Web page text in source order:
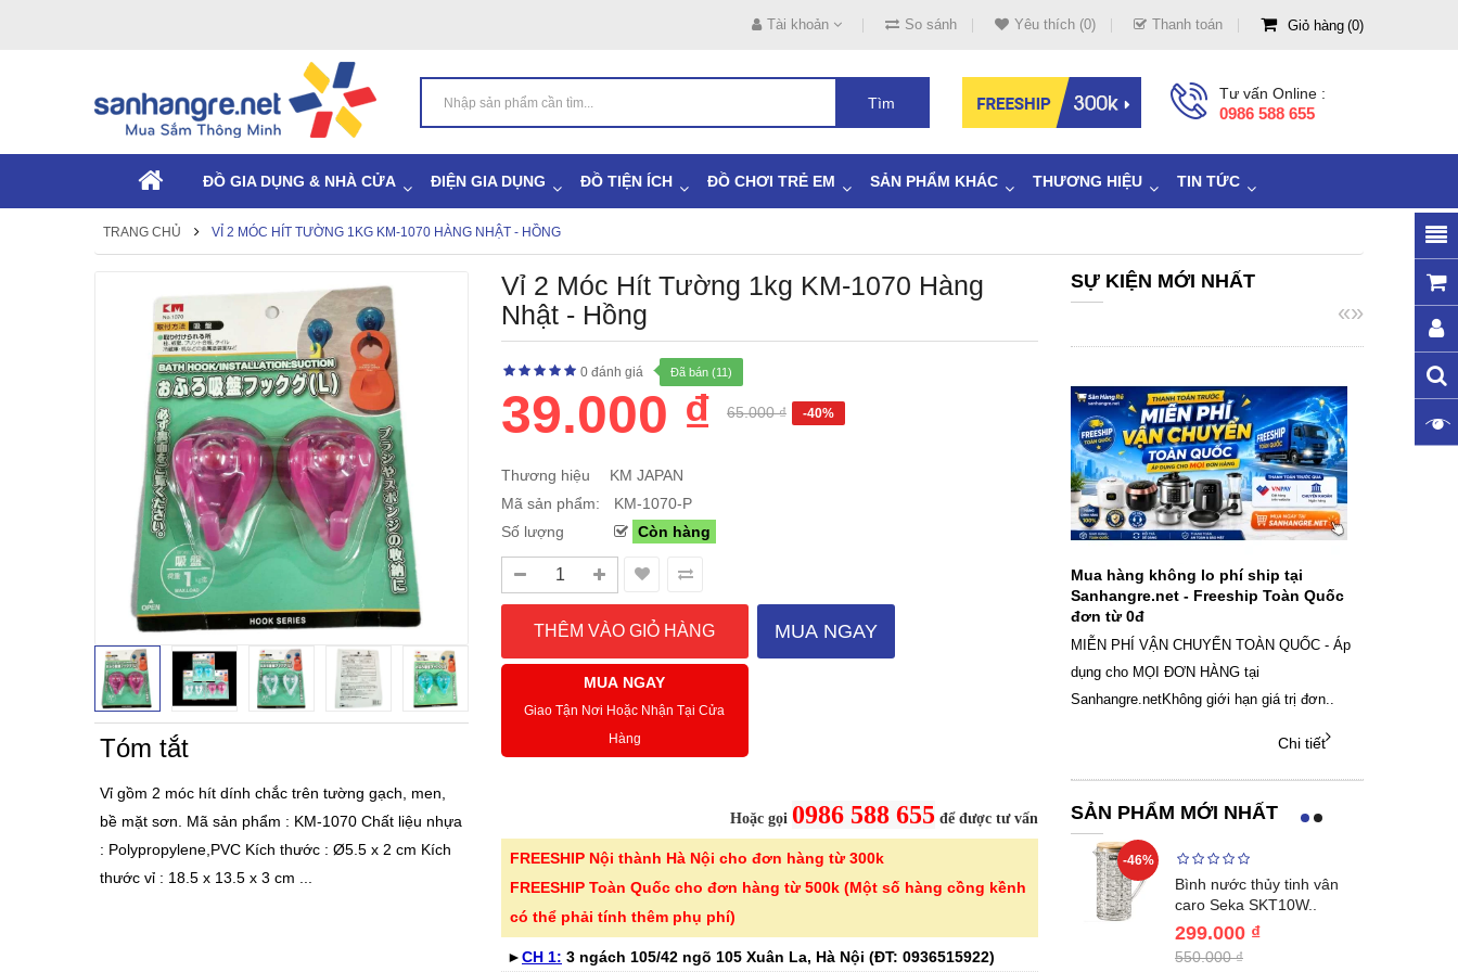
Tài khoản So sánh Yêu thích (0) Thanh toán Giỏ hàng 0
Tìm
Tư vấn Online :
0986 588 655
ĐỒ GIA DỤNG & NHÀ CỬA ĐIỆN GIA DỤNG ĐỒ TIỆN ÍCH ĐỒ CHƠI TRẺ EM SẢN PHẨM KHÁC THƯƠNG HIỆU TIN TỨC
TRANG CHỦ VỈ 2 MÓC HÍT TƯỜNG 1KG KM-1070 HÀNG NHẬT - HỒNG
Tóm tắt
Vỉ gồm 2 móc hít dính chắc trên tường gạch, men,
bề mặt sơn. Mã sản phẩm : KM-1070 Chất liệu nhựa
: Polypropylene,PVC Kích thước : Ø5.5 x 2 cm Kích
thước vỉ : 18.5 x 13.5 x 3 cm ...
Vỉ 2 Móc Hít Tường 1kg KM-1070 Hàng
Nhật - Hồng
0 đánh giá Đã bán (11)
39.000 ₫ 65.000 ₫ -40%
Thương hiệu
KM JAPAN
Mã sản phẩm:
KM-1070-P
Số lượng
Còn hàng
MUA NGAY
MUA NGAY
Giao Tận Nơi Hoặc Nhận Tại Cửa
Hàng
Hoặc gọi 0986 588 655 để được tư vấn
FREESHIP Nội thành Hà Nội cho đơn hàng từ 300k
FREESHIP Toàn Quốc cho đơn hàng từ 500k (Một số hàng cồng kềnh
có thể phải tính thêm phụ phí)
►CH 1: 3 ngách 105/42 ngõ 105 Xuân La, Hà Nội (ĐT: 0936515922)
SỰ KIỆN MỚI NHẤT
«»
Sale Mừng Đại Lễ 30/4-01/5: CHÀO HÈ
2026 Siêu giảm tới 40% tại Sanhangre
SANHANGRECăn cứ vào tình hình thời tiết
Mua hàng không lo phí ship tại
Sanhangre.net - Freeship Toàn Quốc
đơn từ 0đ
MIỄN PHÍ VẬN CHUYỂN TOÀN QUỐC - Áp
dụng cho MỌI ĐƠN HÀNG tại
Sanhangre.netKhông giới hạn giá trị đơn..
Chi tiết
SẢN PHẨM MỚI NHẤT
-46%
Bình nước thủy tinh vân
299.000 ₫
550.000 ₫
-40%
Bếp từ đơn Lumias LK24-
689.000 ₫
1.150.000 ₫
-46%
Bình nước thủy tinh vân
caro Seka SKT10W..
299.000 ₫
550.000 ₫